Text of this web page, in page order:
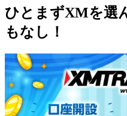
ひとまずXMを選
もなし！